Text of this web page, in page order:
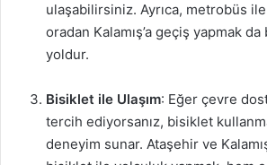
ulaşabilirsiniz. Ayrıca, metrobüs ile
oradan Kalamış’a geçiş yapmak
yoldur.
Bisiklet ile Ulaşım: Eğer çevre
tercih ediyorsanız, bisiklet
deneyim sunar. Ataşehir ve